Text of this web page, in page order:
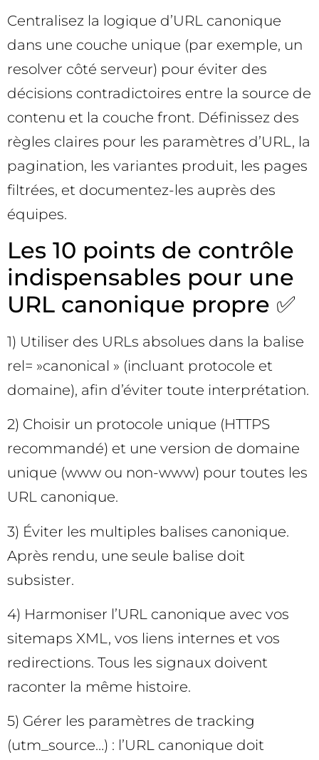
Centralisez la logique d’URL canonique
dans une couche unique (par exemple, un
resolver côté serveur) pour éviter des
décisions contradictoires entre la source de
contenu et la couche front. Définissez des
règles claires pour les paramètres d’URL, la
pagination, les variantes produit, les pages
filtrées, et documentez-les auprès des
équipes.
Les 10 points de contrôle
indispensables pour une
URL canonique propre ✅
1) Utiliser des URLs absolues dans la balise
rel= »canonical » (incluant protocole et
domaine), afin d’éviter toute interprétation.
2) Choisir un protocole unique (HTTPS
recommandé) et une version de domaine
unique (www ou non-www) pour toutes les
URL canonique.
3) Éviter les multiples balises canonique.
Après rendu, une seule balise doit
subsister.
4) Harmoniser l’URL canonique avec vos
sitemaps XML, vos liens internes et vos
redirections. Tous les signaux doivent
raconter la même histoire.
5) Gérer les paramètres de tracking
(utm_source…) : l’URL canonique doit